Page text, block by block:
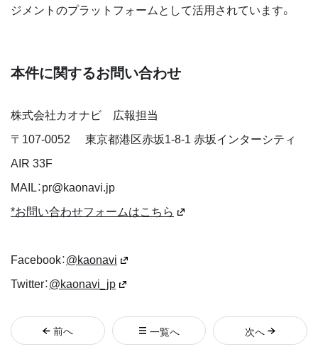
ジメントのプラットフォームとして活⽤されています。
本件に関するお問い合わせ
株式会社カオナビ 広報担当
〒 107-0052
東京都港区赤坂1-8-1 赤坂インターシティ
AIR 33F
MAIL：pr@kaonavi.jp
*お問い合わせフォームはこちら
Facebook：@kaonavi
Twitter：@kaonavi_jp
前へ 一覧へ 次へ